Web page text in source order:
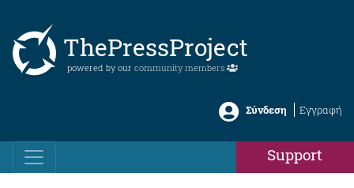
ThePressProject
powered by our community members
Σύνδεση Εγγραφή
Support